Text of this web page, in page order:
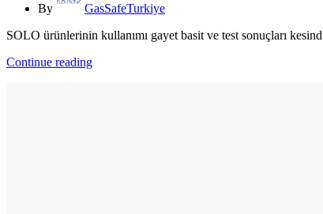
By
GasSafeTurkiye
SOLO ürünlerinin kullanımı gayet basit ve test sonuçları
Continue reading